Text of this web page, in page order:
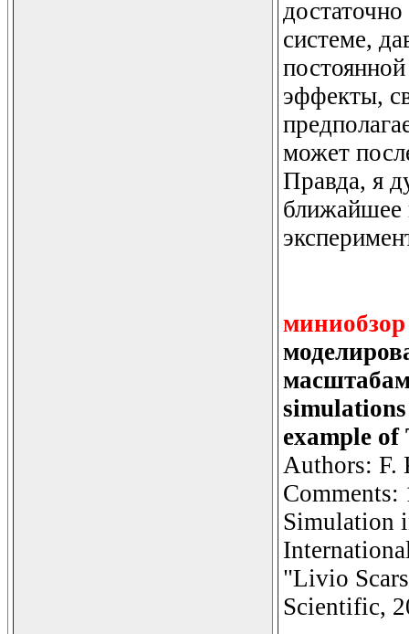
системе,
эффекты,
может
Правда, я
ближайшее
миниобзор
example of
Authors: F.
Simulation
"Livio
Scientific,